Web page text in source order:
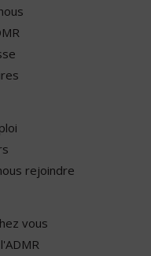
rejoindre
vous